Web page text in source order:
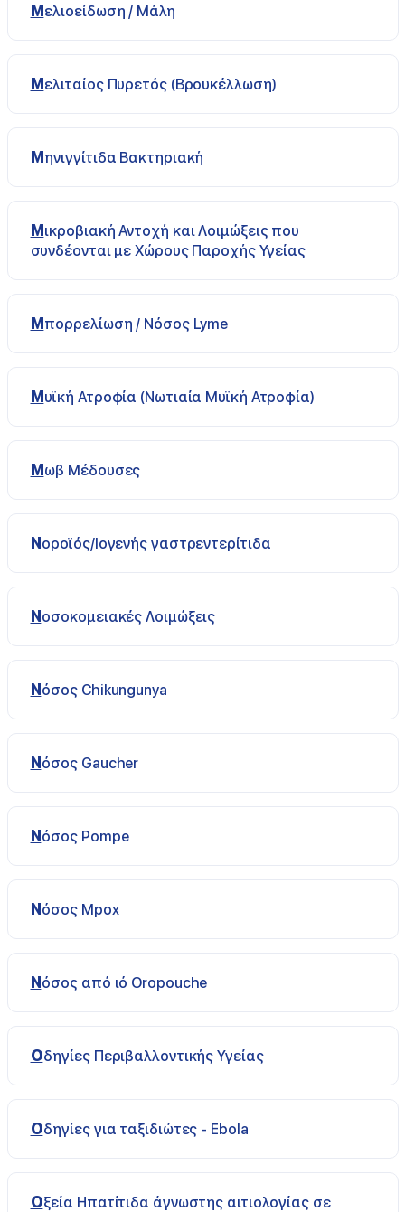
Μελιοείδωση / Μάλη
Μελιταίος Πυρετός (Βρουκέλλωση)
Μηνιγγίτιδα Βακτηριακή
Μικροβιακή Αντοχή και Λοιμώξεις που
συνδέονται με Χώρους Παροχής Υγείας
Μπορρελίωση / Νόσος Lyme
Μυϊκή Ατροφία (Νωτιαία Μυϊκή Ατροφία)
Μωβ Μέδουσες
Νοροϊός/Ιογενής γαστρεντερίτιδα
Νοσοκομειακές Λοιμώξεις
Νόσος Chikungunya
Νόσος Gaucher
Νόσος Pompe
Νόσος Μpox
Νόσος από ιό Οropouche
Οδηγίες Περιβαλλοντικής Υγείας
Οδηγίες για ταξιδιώτες - Ebola
Οξεία Ηπατίτιδα άγνωστης αιτιολογίας σε